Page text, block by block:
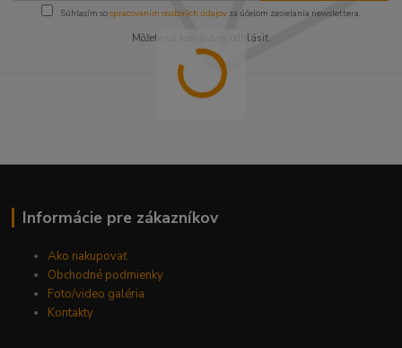
Súhlasím sospracovaním osobných údajov za účelom zasielania newslettera.
Môžete sa kedykoľvek odhlásiť.
Informácie pre zákazníkov
Ako nakupovať
Obchodné podmienky
Foto/video galéria
Kontakty